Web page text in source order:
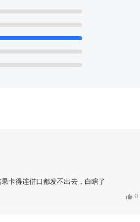
卡得连借口都发不出去，白瞎了
0